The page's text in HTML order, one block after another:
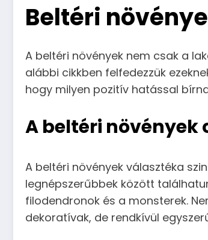
Beltéri
A beltéri növények nem csak a
alábbi cikkben felfedezzük
hogy milyen pozitív hatással
A beltéri
A beltéri növények választéka
legnépszerűbbek között
filodendronok és a monsterek.
dekoratívak, de rendkívül